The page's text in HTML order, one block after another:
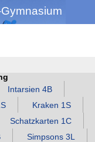
Intarsien 4B
Kraken 1S
Schatzkarten 1C
Simpsons 3L